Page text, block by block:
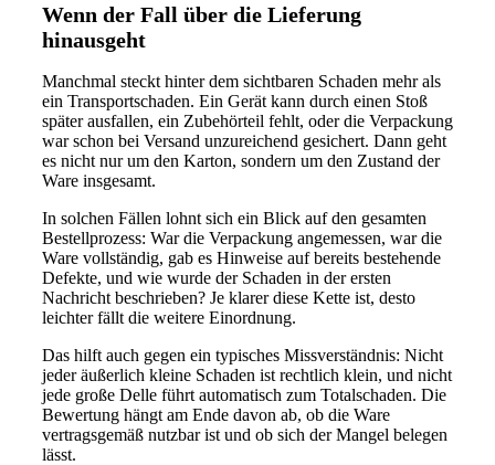
Wenn der Fall über die Lieferung
hinausgeht
Manchmal steckt hinter dem sichtbaren Schaden mehr als
ein Transportschaden. Ein Gerät kann durch einen Stoß
später ausfallen, ein Zubehörteil fehlt, oder die Verpackung
war schon bei Versand unzureichend gesichert. Dann geht
es nicht nur um den Karton, sondern um den Zustand der
Ware insgesamt.
In solchen Fällen lohnt sich ein Blick auf den gesamten
Bestellprozess: War die Verpackung angemessen, war die
Ware vollständig, gab es Hinweise auf bereits bestehende
Defekte, und wie wurde der Schaden in der ersten
Nachricht beschrieben? Je klarer diese Kette ist, desto
leichter fällt die weitere Einordnung.
Das hilft auch gegen ein typisches Missverständnis: Nicht
jeder äußerlich kleine Schaden ist rechtlich klein, und nicht
jede große Delle führt automatisch zum Totalschaden. Die
Bewertung hängt am Ende davon ab, ob die Ware
vertragsgemäß nutzbar ist und ob sich der Mangel belegen
lässt.